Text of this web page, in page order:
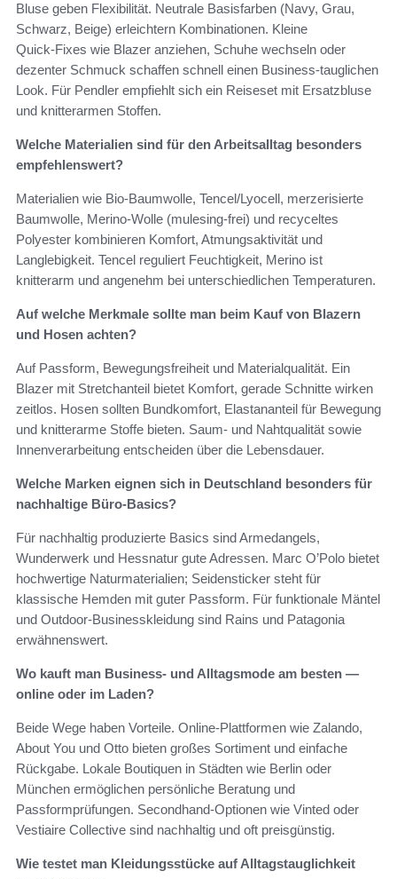
Bluse geben Flexibilität. Neutrale Basisfarben (Navy, Grau,
Schwarz, Beige) erleichtern Kombinationen. Kleine
Quick‑Fixes wie Blazer anziehen, Schuhe wechseln oder
dezenter Schmuck schaffen schnell einen Business‑tauglichen
Look. Für Pendler empfiehlt sich ein Reiseset mit Ersatzbluse
und knitterarmen Stoffen.
Welche Materialien sind für den Arbeitsalltag besonders
empfehlenswert?
Materialien wie Bio‑Baumwolle, Tencel/Lyocell, merzerisierte
Baumwolle, Merino‑Wolle (mulesing‑frei) und recyceltes
Polyester kombinieren Komfort, Atmungsaktivität und
Langlebigkeit. Tencel reguliert Feuchtigkeit, Merino ist
knitterarm und angenehm bei unterschiedlichen Temperaturen.
Auf welche Merkmale sollte man beim Kauf von Blazern
und Hosen achten?
Auf Passform, Bewegungsfreiheit und Materialqualität. Ein
Blazer mit Stretchanteil bietet Komfort, gerade Schnitte wirken
zeitlos. Hosen sollten Bundkomfort, Elastananteil für Bewegung
und knitterarme Stoffe bieten. Saum‑ und Nahtqualität sowie
Innenverarbeitung entscheiden über die Lebensdauer.
Welche Marken eignen sich in Deutschland besonders für
nachhaltige Büro‑Basics?
Für nachhaltig produzierte Basics sind Armedangels,
Wunderwerk und Hessnatur gute Adressen. Marc O’Polo bietet
hochwertige Naturmaterialien; Seidensticker steht für
klassische Hemden mit guter Passform. Für funktionale Mäntel
und Outdoor‑Businesskleidung sind Rains und Patagonia
erwähnenswert.
Wo kauft man Business‑ und Alltagsmode am besten —
online oder im Laden?
Beide Wege haben Vorteile. Online‑Plattformen wie Zalando,
About You und Otto bieten großes Sortiment und einfache
Rückgabe. Lokale Boutiquen in Städten wie Berlin oder
München ermöglichen persönliche Beratung und
Passformprüfungen. Secondhand‑Optionen wie Vinted oder
Vestiaire Collective sind nachhaltig und oft preisgünstig.
Wie testet man Kleidungsstücke auf Alltagstauglichkeit